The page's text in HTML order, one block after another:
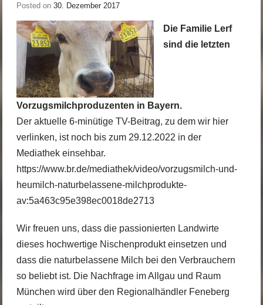
Posted on 30. Dezember 2017
Die Familie Lerf
sind die letzten
Vorzugsmilchproduzenten in Bayern.
Der aktuelle 6-minütige TV-Beitrag, zu dem wir hier
verlinken, ist noch bis zum 29.12.2022 in der
Mediathek einsehbar.
https://www.br.de/mediathek/video/vorzugsmilch-und-
heumilch-naturbelassene-milchprodukte-
av:5a463c95e398ec0018de2713
Wir freuen uns, dass die passionierten Landwirte
dieses hochwertige Nischenprodukt einsetzen und
dass die naturbelassene Milch bei den Verbrauchern
so beliebt ist. Die Nachfrage im Allgau und Raum
München wird über den Regionalhändler Feneberg